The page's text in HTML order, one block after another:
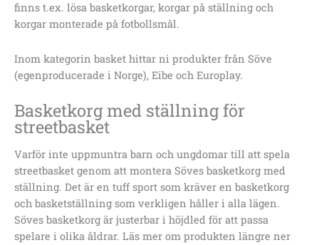
finns t.ex. lösa basketkorgar, korgar på ställning och
korgar monterade på fotbollsmål.
Inom kategorin basket hittar ni produkter från Söve
(egenproducerade i Norge), Eibe och Europlay.
Basketkorg med ställning för
streetbasket
Varför inte uppmuntra barn och ungdomar till att spela
streetbasket genom att montera Söves basketkorg med
ställning. Det är en tuff sport som kräver en basketkorg
och basketställning som verkligen håller i alla lägen.
Söves basketkorg är justerbar i höjdled för att passa
spelare i olika åldrar. Läs mer om produkten längre ner